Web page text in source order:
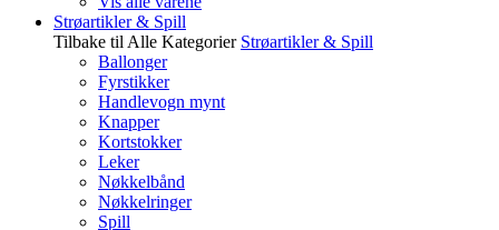
Strøartikler & Spill
Tilbake til Alle Kategorier Strøartikler & Spill
Ballonger
Fyrstikker
Handlevogn mynt
Knapper
Kortstokker
Leker
Nøkkelbånd
Nøkkelringer
Spill